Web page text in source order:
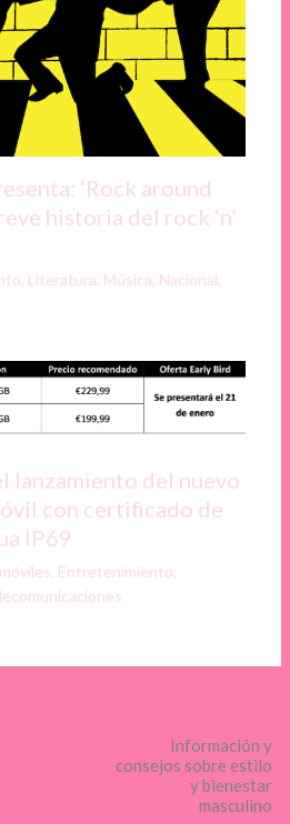
‘Rock around
historia del rock ‘n’
, Literatura, Música, Nacional,
lanzamiento del nuevo
con certificado de
IP69
, Entretenimiento,
Información y
consejos sobre estilo
y bienestar
masculino